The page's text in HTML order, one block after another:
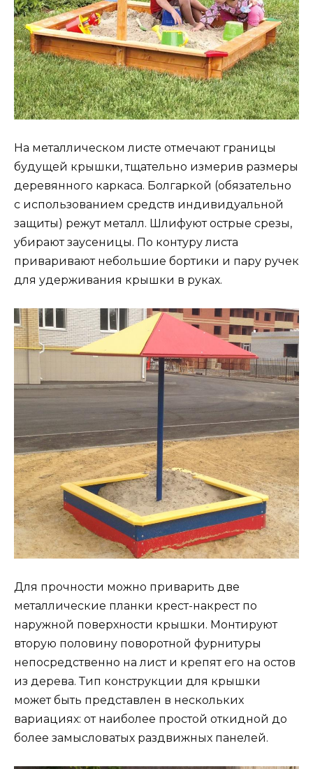
На металлическом листе отмечают границы
будущей крышки, тщательно измерив размеры
деревянного каркаса. Болгаркой (обязательно
с использованием средств индивидуальной
защиты) режут металл. Шлифуют острые срезы,
убирают заусеницы. По контуру листа
приваривают небольшие бортики и пару ручек
для удерживания крышки в руках.
Для прочности можно приварить две
металлические планки крест-накрест по
наружной поверхности крышки. Монтируют
вторую половину поворотной фурнитуры
непосредственно на лист и крепят его на остов
из дерева. Тип конструкции для крышки
может быть представлен в нескольких
вариациях: от наиболее простой откидной до
более замысловатых раздвижных панелей.